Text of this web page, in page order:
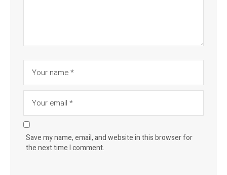
Save my name, email, and website in this browser for
the next time I comment.